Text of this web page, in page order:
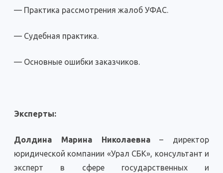
— Практика рассмотрения жалоб УФАС.
— Судебная практика.
— Основные ошибки заказчиков.
Эксперты:
Долдина Марина Николаевна– директор
юридической компании «Урал СБК», консультант и
эксперт в сфере государственных и